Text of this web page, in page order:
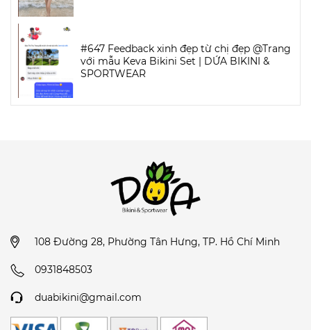
#647 Feedback xinh đẹp từ chị đẹp @Trang
với mẫu Keva Bikini Set | DỨA BIKINI &
SPORTWEAR
108 Đường 28, Phường Tân Hưng, TP. Hồ Chí Minh
0931848503
duabikini@gmail.com